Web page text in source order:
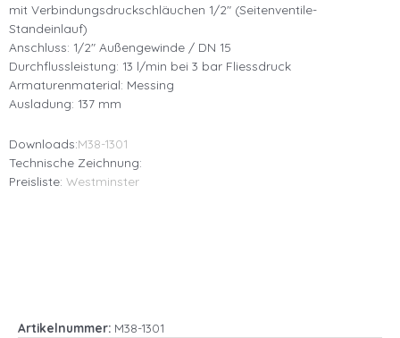
mit Verbindungsdruckschläuchen 1/2″ (Seitenventile-
Standeinlauf)
Anschluss: 1/2″ Außengewinde / DN 15
Durchflussleistung: 13 l/min bei 3 bar Fliessdruck
Armaturenmaterial: Messing
Ausladung: 137 mm
Downloads:M38-1301
Technische Zeichnung:
Preisliste: Westminster
Artikelnummer: M38-1301